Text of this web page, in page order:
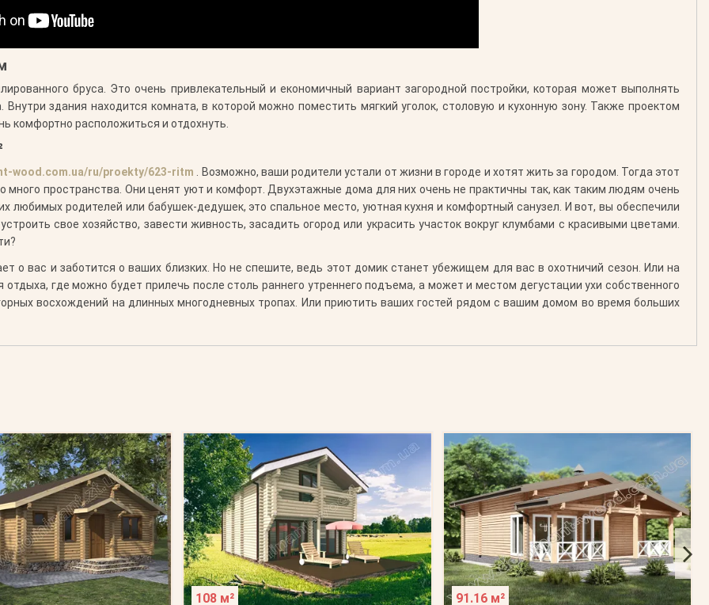
бруса. Это очень привлекательный и економичный вариант загородной постройки, которая может выполнять
здания находится комната, в которой можно поместить мягкий уголок, столовую и кухонную зону. Также проектом
комфортно расположиться и отдохнуть.
wood.com.ua/ru/proekty/623-ritm . Возможно, ваши родители устали от жизни в городе и хотят жить за городом. Тогда этот
пространства. Они ценят уют и комфорт. Двухэтажные дома для них очень не практичны так, как таким людям очень
любимых родителей или бабушек-дедушек, это спальное место, уютная кухня и комфортный санузел. И вот, вы обеспечили
свое хозяйство, завести живность, засадить огород или украсить участок вокруг клумбами с красивыми цветами.
о вас и заботится о ваших близких. Но не спешите, ведь этот домик станет убежищем для вас в охотничий сезон. Или на
где можно будет прилечь после столь раннего утреннего подъема, а может и местом дегустации ухи собственного
восхождений на длинных многодневных тропах. Или приютить ваших гостей рядом с вашим домом во время больших
108 м² 91.16 м²